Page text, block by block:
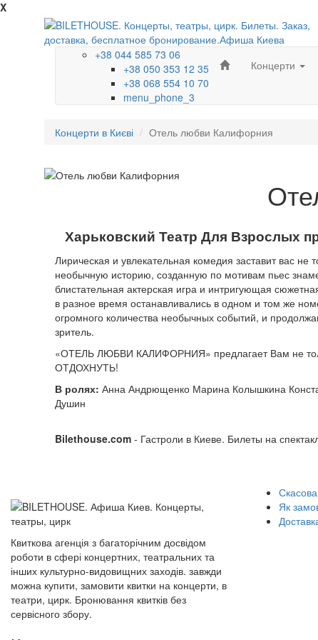
X
+38 044 585 73 06
+38 050 353 12 35
+38 068 554 10 70
menu_phone_3
Концерти
Концерти в Києві Отель любви Калифорния
Харьковский Театр Для Взрослых
Лирическая и увлекательная комедия заставит вас не
необычную историю, созданную по мотивам пьес
блистательная актерская игра и интригующая
в разное время останавливались в одном и том же
огромного количества необычных событий, и
зритель.
«ОТЕЛЬ ЛЮБВИ КАЛИФОРНИЯ» предлагает Вам не
ОТДОХНУТЬ!
В ролях: Анна Андрющенко Марина Колышкина
Душин
Bilethouse.com - Гастроли в Киеве. Билеты на
Квиткова агенція з багаторічним досвідом
роботи в сфері концертних, театральних та
інших культурно-видовищних заходів. завжди
можна купити, замовити квитки на концерти, в
театри, цирк. Бронювання квитків без
сервісного збору.
Як